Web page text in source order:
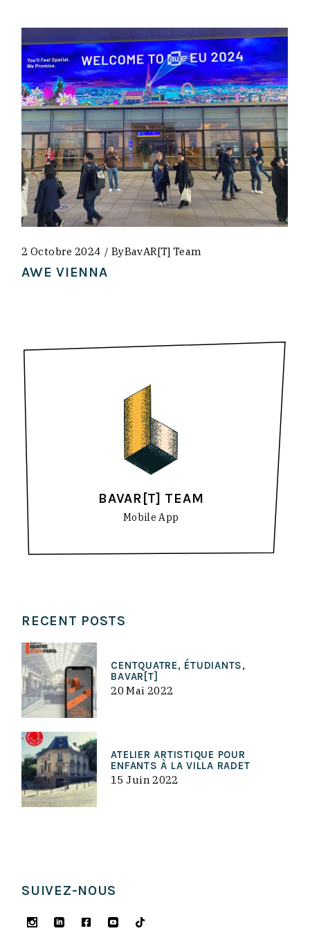
2 Octobre 2024 ByBavAR[t] Team
AWE VIENNA
BAVAR[T] TEAM
Mobile App
RECENT POSTS
CENTQUATRE, ÉTUDIANTS,
BAVAR[T]
20 Mai 2022
ATELIER ARTISTIQUE POUR
ENFANTS À LA VILLA RADET
15 Juin 2022
SUIVEZ-NOUS